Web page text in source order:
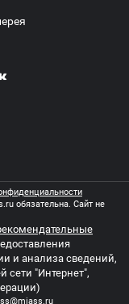
обязательна. Сайт не
и анализа сведений,
сети "Интернет",